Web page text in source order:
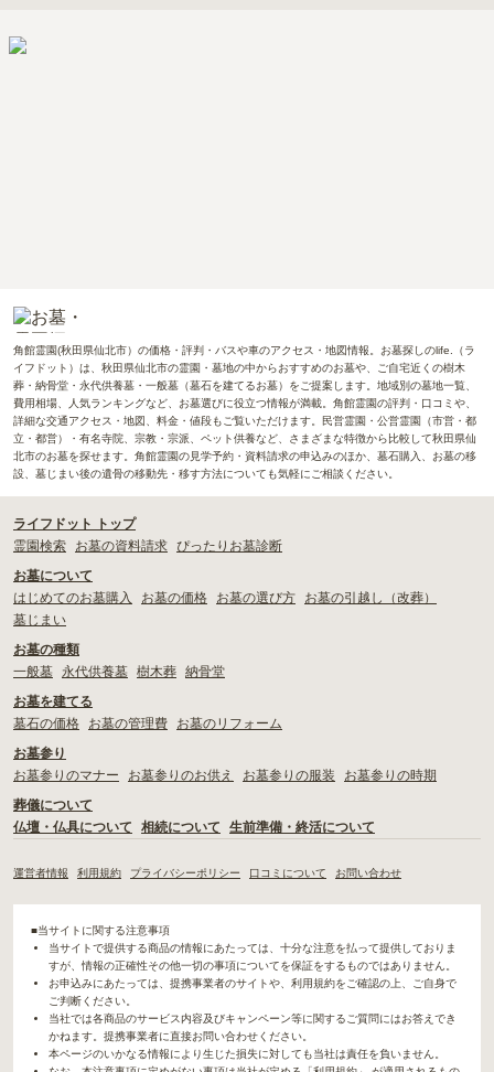
角館霊園(秋田県仙北市）の価格・評判・バスや車のアクセス・地図情報。お墓探しのlife.（ラ
イフドット）は、秋田県仙北市の霊園・墓地の中からおすすめのお墓や、ご自宅近くの樹木
葬・納骨堂・永代供養墓・一般墓（墓石を建てるお墓）をご提案します。地域別の墓地一覧、
費用相場、人気ランキングなど、お墓選びに役立つ情報が満載。角館霊園の評判・口コミや、
詳細な交通アクセス・地図、料金・値段もご覧いただけます。民営霊園・公営霊園（市営・都
立・都営）・有名寺院、宗教・宗派、ペット供養など、さまざまな特徴から比較して秋田県仙
北市のお墓を探せます。角館霊園の見学予約・資料請求の申込みのほか、墓石購入、お墓の移
設、墓じまい後の遺骨の移動先・移す方法についても気軽にご相談ください。
ライフドット トップ
霊園検索
お墓の資料請求 ぴったりお墓診断
お墓について
はじめてのお墓購入
お墓の価格 お墓の選び方
お墓の引越し（改葬）
墓じまい
お墓の種類
一般墓
永代供養墓 樹木葬 納骨堂
お墓を建てる
墓石の価格
お墓の管理費
お墓のリフォーム
お墓参り
お墓参りのマナー
お墓参りのお供え お墓参りの服装
お墓参りの時期
葬儀について
仏壇・仏具について
相続について 生前準備・終活について
運営者情報 利用規約 プライバシーポリシー 口コミについて お問い合わせ
■当サイトに関する注意事項
当サイトで提供する商品の情報にあたっては、十分な注意を払って提供しておりま
すが、情報の正確性その他一切の事項についてを保証をするものではありません。
お申込みにあたっては、提携事業者のサイトや、利用規約をご確認の上、ご自身で
ご判断ください。
当社では各商品のサービス内容及びキャンペーン等に関するご質問にはお答えでき
かねます。提携事業者に直接お問い合わせください。
本ページのいかなる情報により生じた損失に対しても当社は責任を負いません。